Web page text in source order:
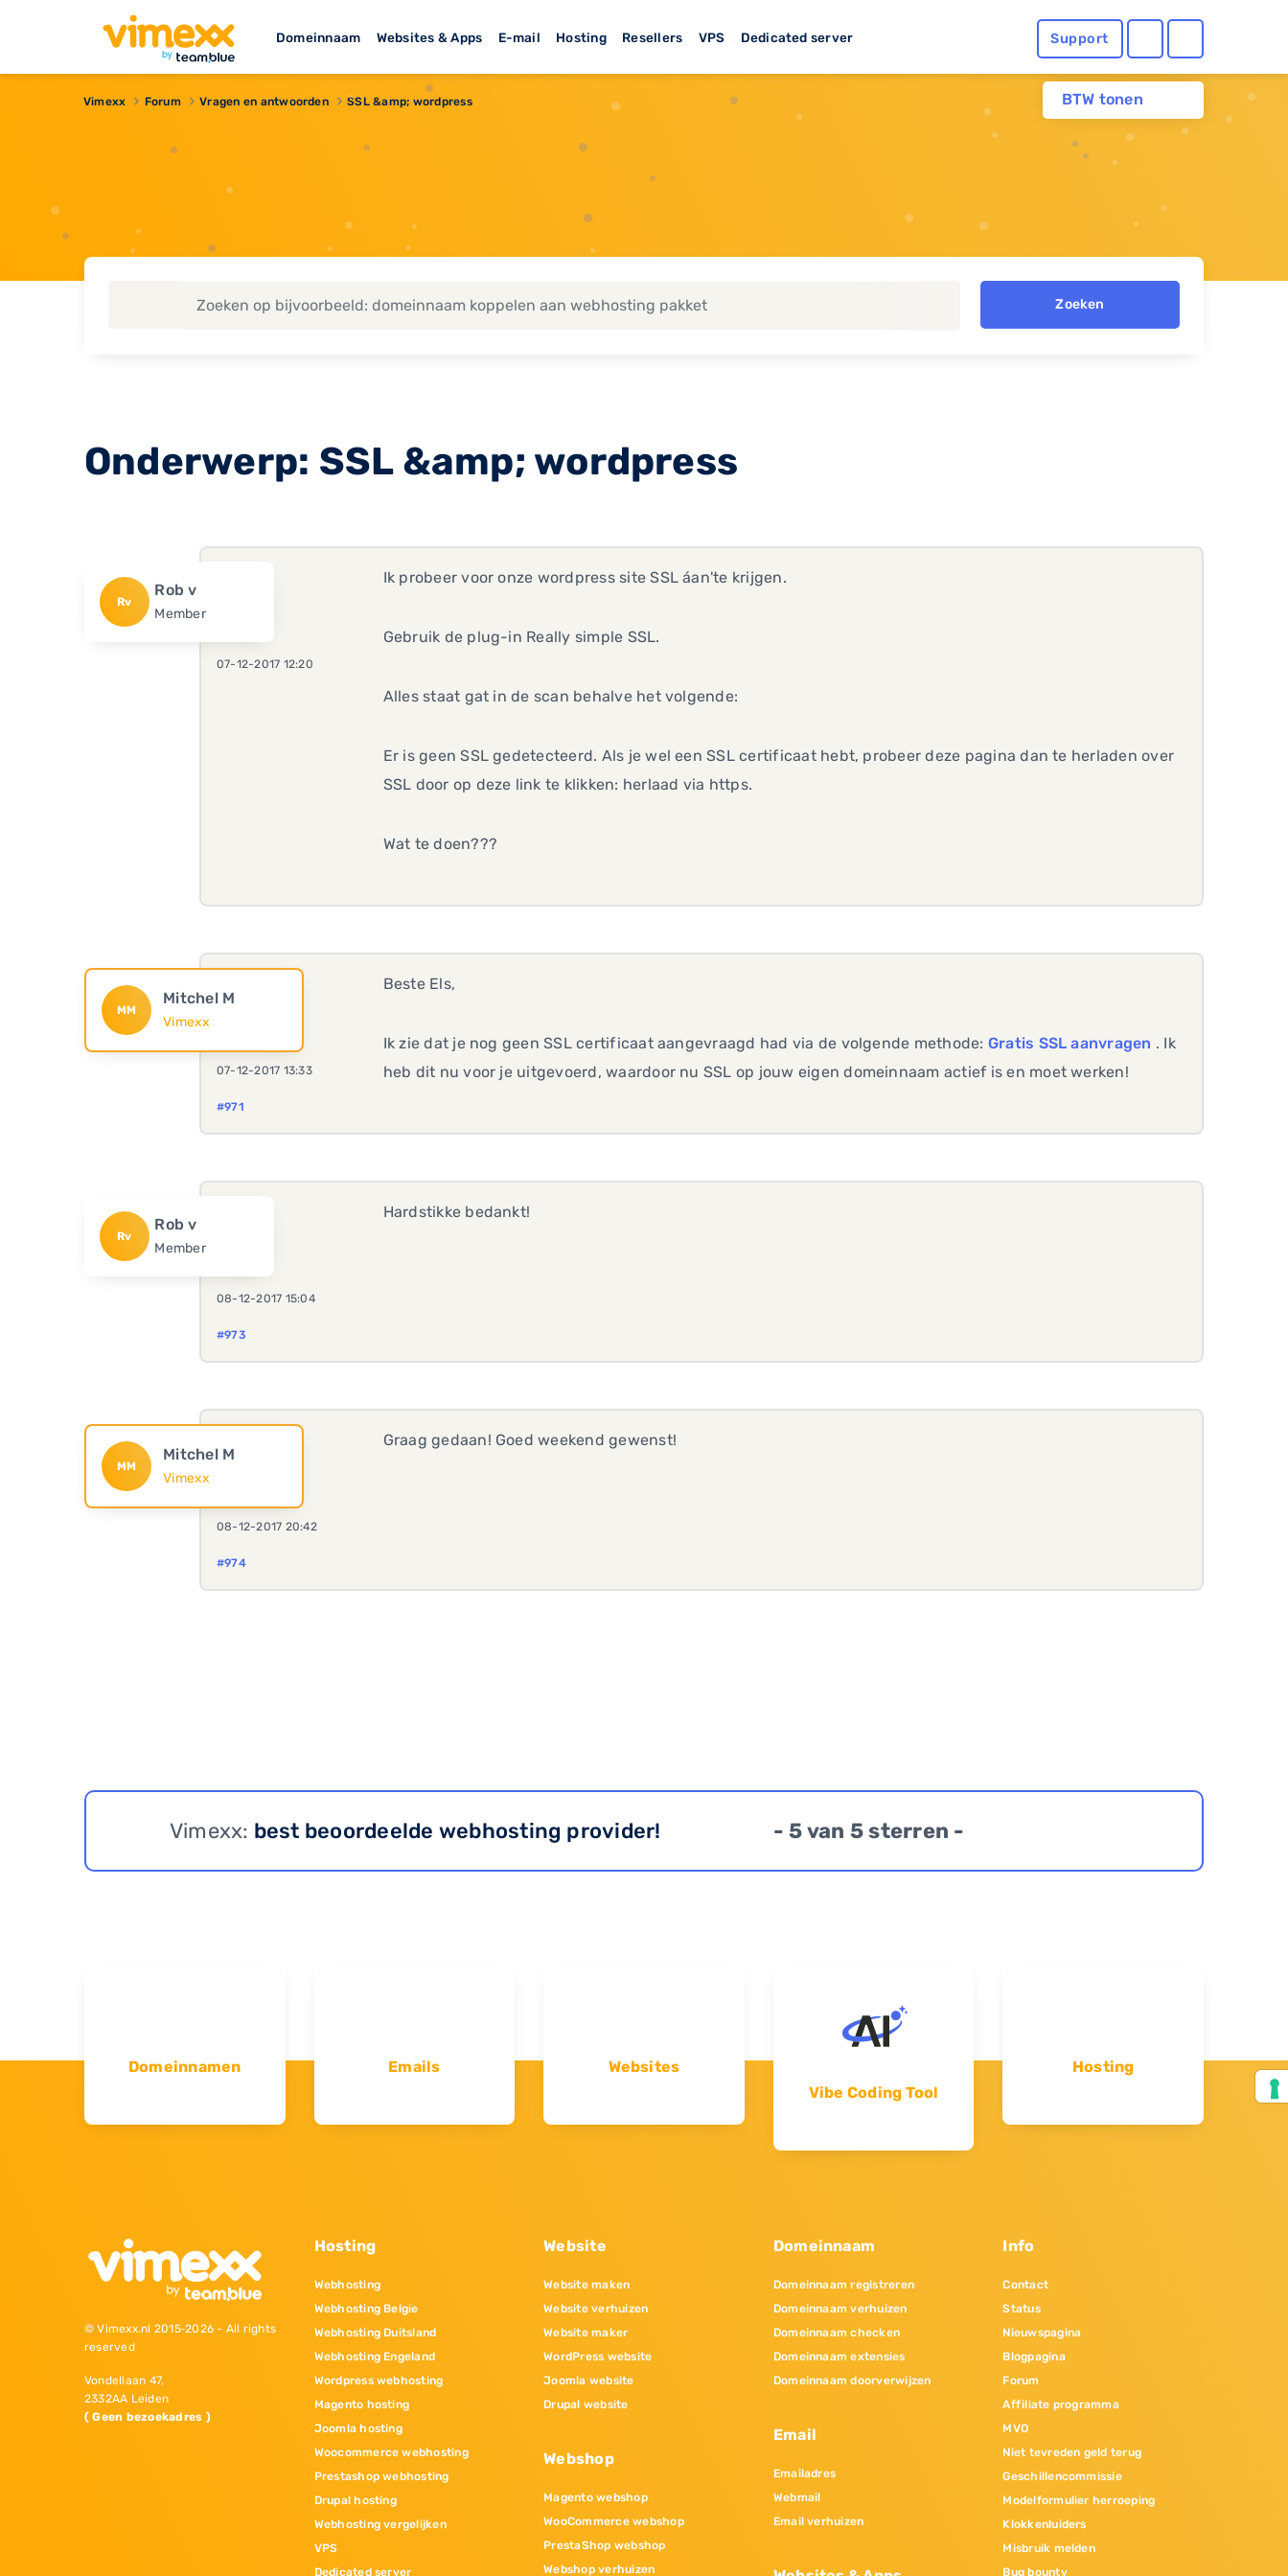
Domeinnaam Websites & Apps E-mail Hosting Resellers VPS Dedicated server Support
BTW tonen
Vimexx Forum Vragen en antwoorden SSL &amp; wordpress
Zoeken
Onderwerp: SSL &amp; wordpress
Rv
Rob v
Member
07-12-2017 12:20
Ik probeer voor onze wordpress site SSL áan'te krijgen.
Gebruik de plug-in Really simple SSL.
Alles staat gat in de scan behalve het volgende:
Er is geen SSL gedetecteerd. Als je wel een SSL certificaat hebt, probeer deze pagina dan te herladen over
SSL door op deze link te klikken: herlaad via https.
Wat te doen???
MM
Mitchel M
Vimexx
07-12-2017 13:33
#971
Beste Els,
Ik zie dat je nog geen SSL certificaat aangevraagd had via de volgende methode: Gratis SSL aanvragen . Ik
heb dit nu voor je uitgevoerd, waardoor nu SSL op jouw eigen domeinnaam actief is en moet werken!
Rv
Rob v
Member
08-12-2017 15:04
#973
Hardstikke bedankt!
MM
Mitchel M
Vimexx
08-12-2017 20:42
#974
Graag gedaan! Goed weekend gewenst!
Vimexx: best beoordeelde webhosting provider! - 5 van 5 sterren -
Domeinnamen Emails
Websites
Vibe Coding Tool
Hosting
© Vimexx.nl 2015‐2026 - All rights
reserved
Vondellaan 47,
2332AA Leiden
( Geen bezoekadres )
Hosting
Webhosting
Webhosting Belgie
Webhosting Duitsland
Webhosting Engeland
Wordpress webhosting
Magento hosting
Joomla hosting
Woocommerce webhosting
Prestashop webhosting
Drupal hosting
Webhosting vergelijken
VPS
Dedicated server
Website
Website maken
Website verhuizen
Website maker
WordPress website
Joomla website
Drupal website
Webshop
Magento webshop
WooCommerce webshop
PrestaShop webshop
Webshop verhuizen
Domeinnaam
Domeinnaam registreren
Domeinnaam verhuizen
Domeinnaam checken
Domeinnaam extensies
Domeinnaam doorverwijzen
Email
Emailadres
Webmail
Email verhuizen
Info
Contact
Status
Nieuwspagina
Blogpagina
Forum
Affiliate programma
MVO
Niet tevreden geld terug
Geschillencommissie
Modelformulier herroeping
Klokkenluiders
Misbruik melden
Bug bounty